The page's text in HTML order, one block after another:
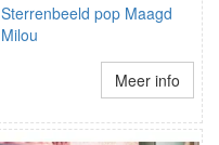
Sterrenbeeld pop Maagd
Milou
Meer info